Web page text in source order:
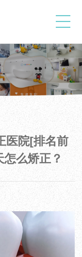
医院[排名前
么矫正？